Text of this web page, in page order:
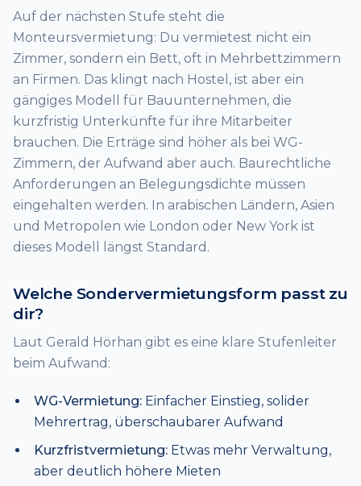
Auf der nächsten Stufe steht die
Monteursvermietung: Du vermietest nicht ein
Zimmer, sondern ein Bett, oft in Mehrbettzimmern
an Firmen. Das klingt nach Hostel, ist aber ein
gängiges Modell für Bauunternehmen, die
kurzfristig Unterkünfte für ihre Mitarbeiter
brauchen. Die Erträge sind höher als bei WG-
Zimmern, der Aufwand aber auch. Baurechtliche
Anforderungen an Belegungsdichte müssen
eingehalten werden. In arabischen Ländern, Asien
und Metropolen wie London oder New York ist
dieses Modell längst Standard.
Welche Sondervermietungsform passt zu
dir?
Laut Gerald Hörhan gibt es eine klare Stufenleiter
beim Aufwand:
WG-Vermietung:Einfacher Einstieg, solider
Mehrertrag, überschaubarer Aufwand
Kurzfristvermietung:Etwas mehr Verwaltung,
aber deutlich höhere Mieten